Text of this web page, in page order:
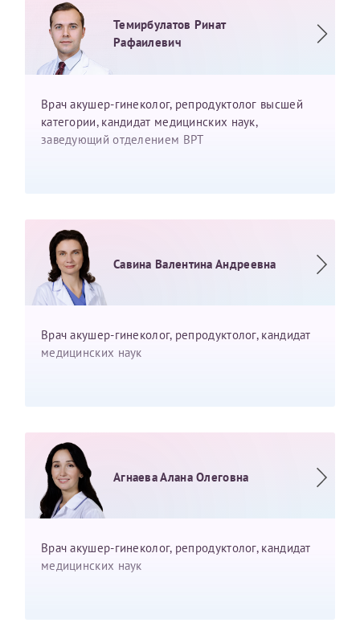
Темирбулатов Ринат
Рафаилевич
Врач акушер-гинеколог, репродуктолог высшей
категории, кандидат медицинских наук,
заведующий отделением ВРТ
Савина Валентина Андреевна
Врач акушер-гинеколог, репродуктолог, кандидат
медицинских наук
Агнаева Алана Олеговна
Врач акушер-гинеколог, репродуктолог, кандидат
медицинских наук